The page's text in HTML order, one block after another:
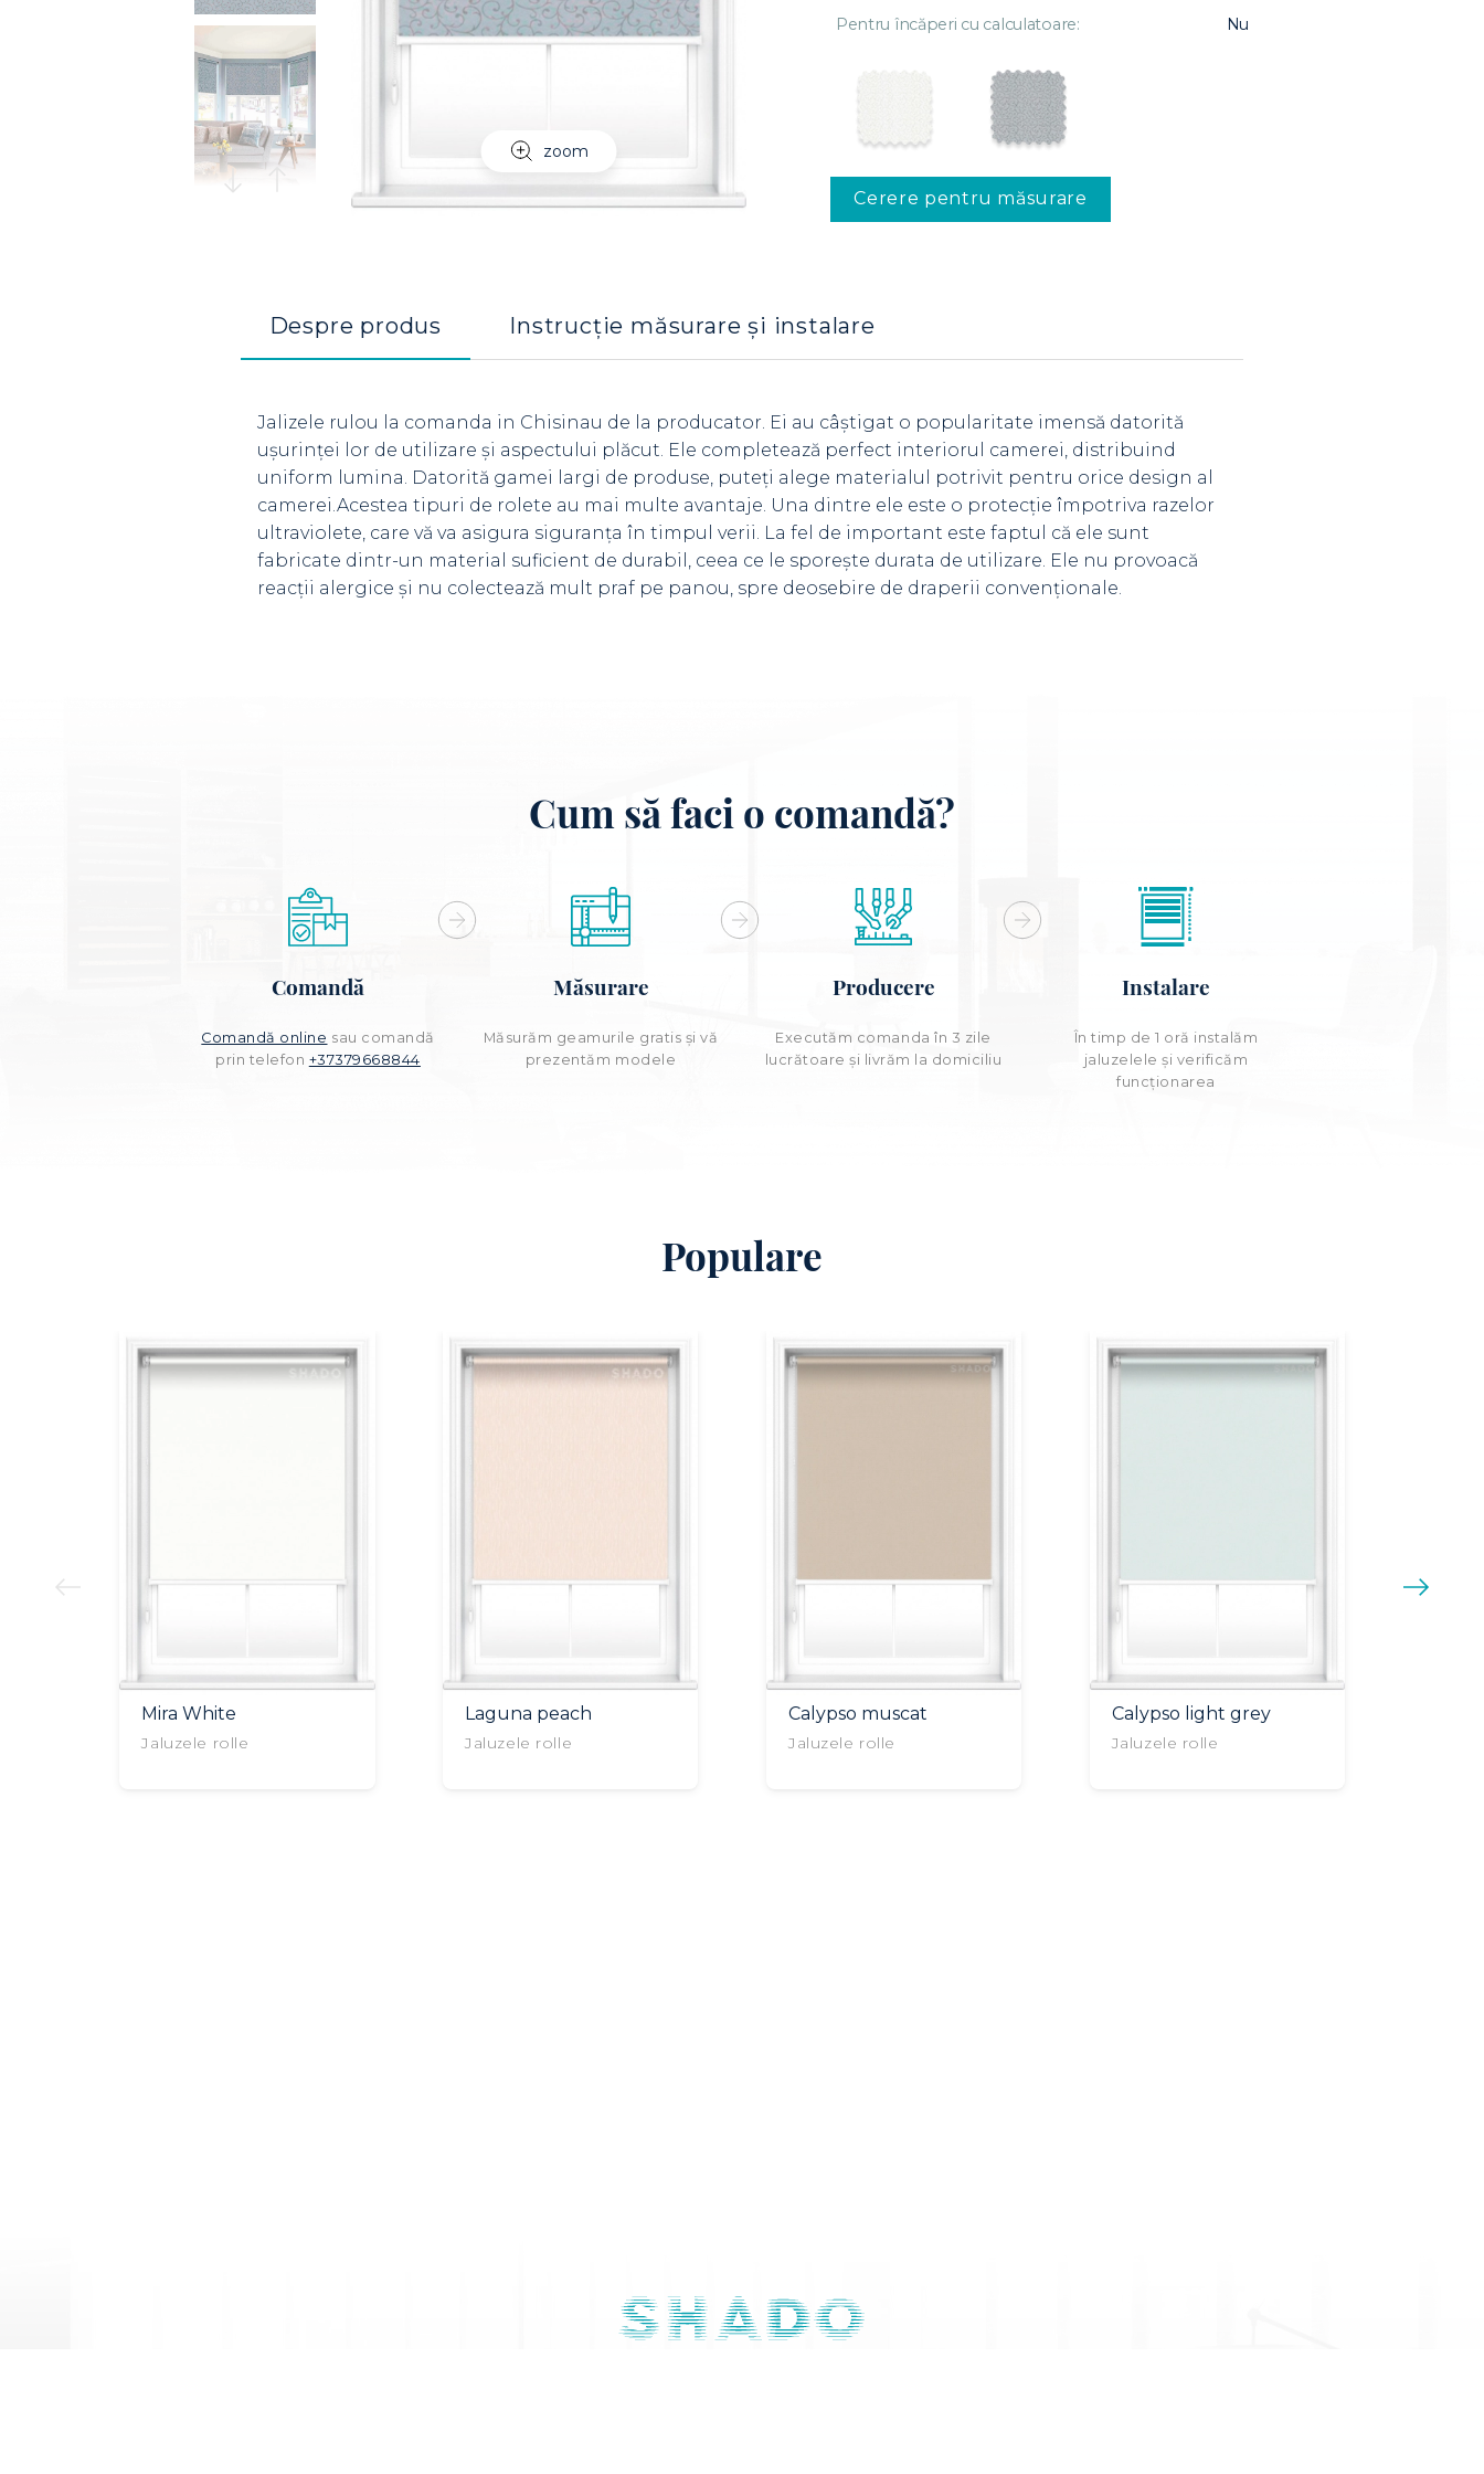
zoom
Pentru încăperi cu calculatoare:
Nu
Cerere pentru măsurare
Despre produs Instrucție măsurare și instalare
Jalizele rulou la comanda in Chisinau de la producator. Ei au câștigat o popularitate imensă datorită
ușurinței lor de utilizare și aspectului plăcut. Ele completează perfect interiorul camerei, distribuind
uniform lumina. Datorită gamei largi de produse, puteți alege materialul potrivit pentru orice design al
camerei.Acestea tipuri de rolete au mai multe avantaje. Una dintre ele este o protecție împotriva razelor
ultraviolete, care vă va asigura siguranța în timpul verii. La fel de important este faptul că ele sunt
fabricate dintr-un material suficient de durabil, ceea ce le sporește durata de utilizare. Ele nu provoacă
reacții alergice și nu colectează mult praf pe panou, spre deosebire de draperii convenționale.
Cum să faci o comandă?
Comandă
Comandă online sau comandă
prin telefon +37379668844
Măsurare
Măsurăm geamurile gratis și vă
prezentăm modele
Producere
Executăm comanda în 3 zile
lucrătoare şi livrăm la domiciliu
Instalare
În timp de 1 oră instalăm
jaluzelele și verificăm
funcționarea
Populare
Mira White
Jaluzele rolle
Laguna peach
Jaluzele rolle
Calypso muscat
Jaluzele rolle
Calypso light grey
Jaluzele rolle